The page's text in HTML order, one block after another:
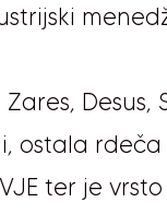
ostala
ter je